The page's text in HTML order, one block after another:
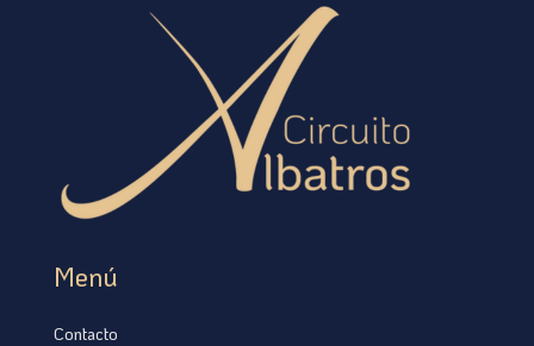
Menú
Contacto